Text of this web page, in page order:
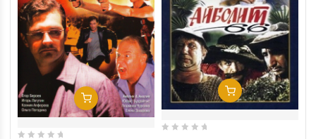
Добавить В Корзину
Добавить В Корзину